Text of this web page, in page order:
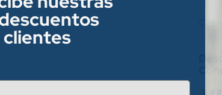
clientes